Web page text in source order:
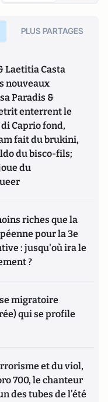
PLUS PARTAGES
Laetitia Casta
nouveaux
Paradis &
enterrent le
Caprio fond,
fait du brukini,
du bisco-fils;
du
riches que la
pour la 3e
: jusqu'où ira le
?
migratoire
qui se profile
et du viol,
700, le chanteur
des tubes de l’été